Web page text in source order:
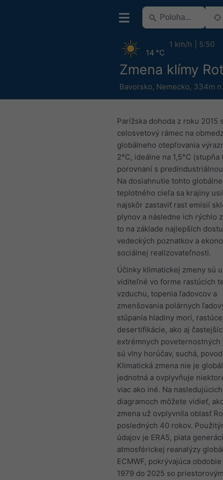
Zmena klímy
Bavorsko, Nemecko, 334m
14 °C
1 km/h 5:50
Parížska dohoda z roku 2015
celosvetový rámec na
globálneho otepľovania
2°C, ideálne na 1,5°C (stupňa
porovnaní s
Na dosiahnutie tohto
teplotného cieľa sa krajiny
najskôr zastaviť rast emisií
plynov a následne ich rýchlo
to na základe najlepších
vedeckých poznatkov a
sociálnej realizovateľnosti.
Účinky klimatickej zmeny sú
viditeľné vo forme rastúcich
vzduchu, topenia ľadovcov a
zmenšovania polárnych
stúpania hladiny morí,
desertifikácie, ako aj
extrémnych poveternostných
sú vlny horúčav, suchá,
Klimatická zmena nie je
jednotná a ovplyvňuje
viac ako iné. Na nasledujúcich
diagramoch môžete vidieť,
zmena už ovplyvnila oblasť
posledných 40 rokov.
údajov je ERA5, piata
atmosférickej reanalýzy
ECMWF, pokrývajúca
1979 do 2025 so